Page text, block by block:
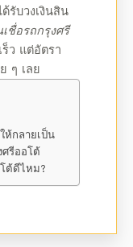
รับวงเงินสิน
ชื่อรถกรุงศรี
ร็ว แต่อัตรา
ๆ เลย
ห้กลายเป็น
ศรีออโต้
โต้ดีไหม?